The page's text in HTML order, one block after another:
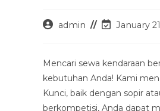
Postadmin
PostJanuary
Mencari sewa kendaraan
kebutuhan Anda! Kami
Kunci, baik dengan sopir
berkompetisi, Anda dapat